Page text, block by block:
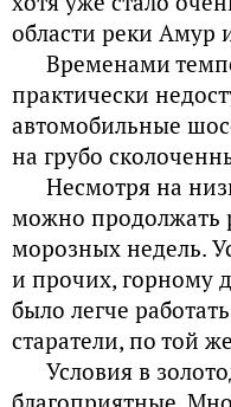
области реки Амур
Временами
практически
автомобильные
на грубо
Несмотря на
можно продолжать
морозных недель.
и прочих, горному
было легче
старатели, по той
Условия в